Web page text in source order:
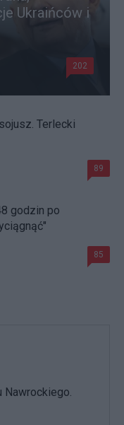
Ukraińców i
202
Terlecki
89
godzin po
85